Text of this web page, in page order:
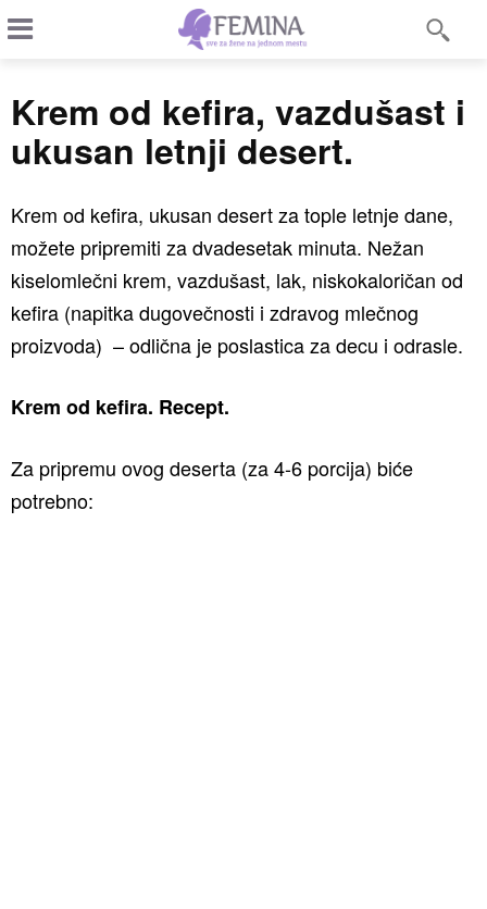
Krem od kefira, vazdušast i
ukusan letnji desert.
Krem od kefira, ukusan desert za tople letnje dane,
možete pripremiti za dvadesetak minuta. Nežan
kiselomlečni krem, vazdušast, lak, niskokaloričan od
kefira (napitka dugovečnosti i zdravog mlečnog
proizvoda) – odlična je poslastica za decu i odrasle.
Krem od kefira. Recept.
Za pripremu ovog deserta (za 4-6 porcija) biće
potrebno: